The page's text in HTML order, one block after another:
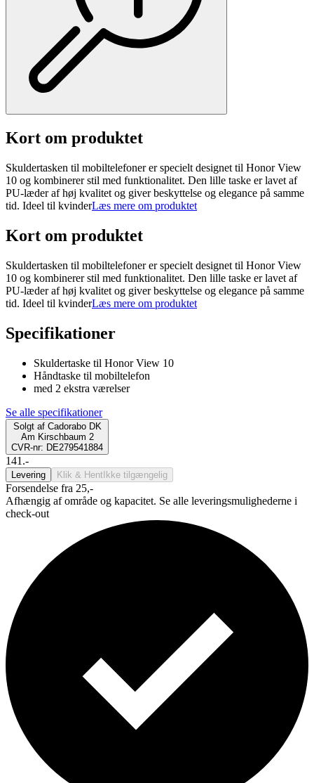
Kort om produktet
Skuldertasken til mobiltelefoner er specielt designet til Honor View
10 og kombinerer stil med funktionalitet. Den lille taske er lavet af
PU-læder af høj kvalitet og giver beskyttelse og elegance på samme
tid. Ideel til kvinderLæs mere om produktet
Kort om produktet
Skuldertasken til mobiltelefoner er specielt designet til Honor View
10 og kombinerer stil med funktionalitet. Den lille taske er lavet af
PU-læder af høj kvalitet og giver beskyttelse og elegance på samme
tid. Ideel til kvinderLæs mere om produktet
Specifikationer
Skuldertaske til Honor View 10
Håndtaske til mobiltelefon
med 2 ekstra værelser
Se alle specifikationer
Solgt af Cadorabo DK
Am Kirschbaum 2
CVR-nr: DE279541884
141.-
Levering Klik & Hent Ikke tilgængelig
Forsendelse fra 25,-
Afhængig af område og kapacitet. Se alle leveringsmulighederne i
check-out